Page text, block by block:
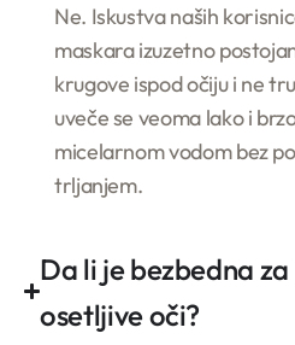
Ne. Iskustva naših
maskara izuzetno
krugove ispod očiju i ne
uveče se veoma lako i
micelarnom vodom bez
trljanjem.
Da li je bezbedna
osetljive oči?